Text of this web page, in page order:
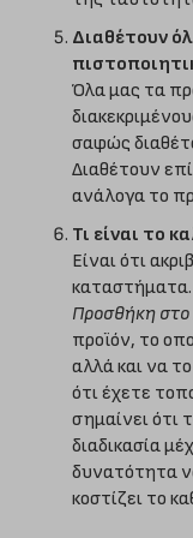
Διαθέτουν
Όλα μας τα
σαφώς
Διαθέτουν
ανάλογα το
Τι είναι το
Είναι ότι
Προσθήκη στο
προϊόν, το
αλλά και να
ότι έχετε
σημαίνει ότι
διαδικασία
δυνατότητα
κοστίζει το